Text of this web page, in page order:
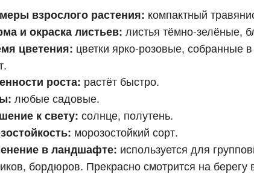
взрослого растения: компактный
и окраска листьев: листья тёмно-зелёные,
цветения: цветки ярко-розовые, собранные
роста: растёт быстро.
любые садовые.
к свету: солнце, полутень.
морозостойкий сорт.
в ландшафте: используется для
бордюров. Прекрасно смотрится на берегу